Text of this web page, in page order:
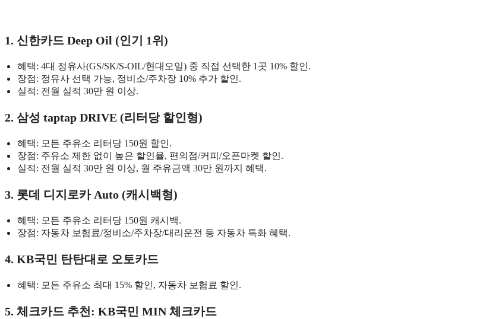
1. 신한카드 Deep Oil (인기 1위)
혜택: 4대 정유사(GS/SK/S-OIL/현대오일) 중 직접 선택한 1곳 10% 할인.
장점: 정유사 선택 가능, 정비소/주차장 10% 추가 할인.
실적: 전월 실적 30만 원 이상.
2. 삼성 taptap DRIVE (리터당 할인형)
혜택: 모든 주유소 리터당 150원 할인.
장점: 주유소 제한 없이 높은 할인율, 편의점/커피/오픈마켓 할인.
실적: 전월 실적 30만 원 이상, 월 주유금액 30만 원까지 혜택.
3. 롯데 디지로카 Auto (캐시백형)
혜택: 모든 주유소 리터당 150원 캐시백.
장점: 자동차 보험료/정비소/주차장/대리운전 등 자동차 특화 혜택.
4. KB국민 탄탄대로 오토카드
혜택: 모든 주유소 최대 15% 할인, 자동차 보험료 할인.
5. 체크카드 추천: KB국민 MIN 체크카드